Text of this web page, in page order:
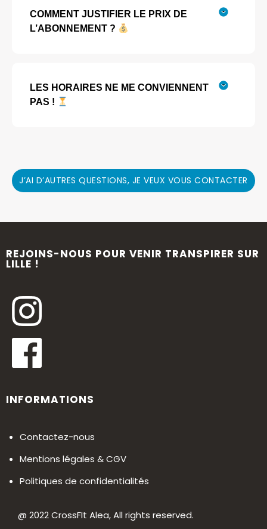
COMMENT JUSTIFIER LE PRIX DE
L’ABONNEMENT ?
LES HORAIRES NE ME CONVIENNENT
PAS !
J’AI D’AUTRES QUESTIONS, JE VEUX VOUS CONTACTER
INFORMATIONS
Contactez-nous
Mentions légales & CGV
Politiques de confidentialités
REJOINS-NOUS POUR VENIR TRANSPIRER SUR
LILLE !
@ 2022 CrossFIt Alea, All rights reserved.